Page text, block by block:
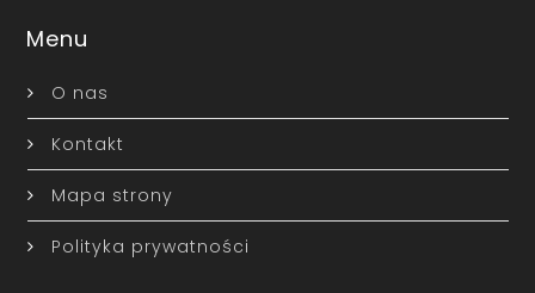
Menu
O nas
Kontakt
Mapa strony
Polityka prywatności